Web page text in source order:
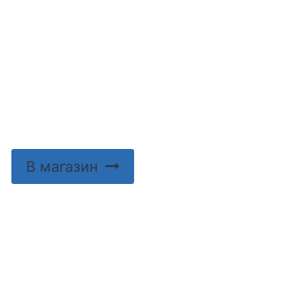
В магазин